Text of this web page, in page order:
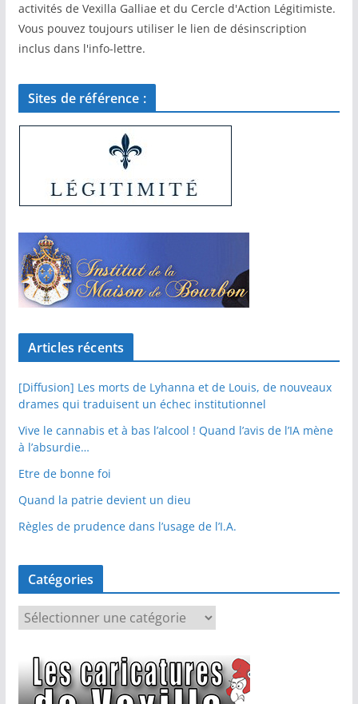
activités de Vexilla Galliae et du Cercle d'Action Légitimiste.
Vous pouvez toujours utiliser le lien de désinscription
inclus dans l'info-lettre.
Sites de référence :
Articles récents
[Diffusion] Les morts de Lyhanna et de Louis, de nouveaux
drames qui traduisent un échec institutionnel
Vive le cannabis et à bas l’alcool ! Quand l’avis de l’IA mène
à l’absurdie…
Etre de bonne foi
Quand la patrie devient un dieu
Règles de prudence dans l’usage de l’I.A.
Catégories
é
g